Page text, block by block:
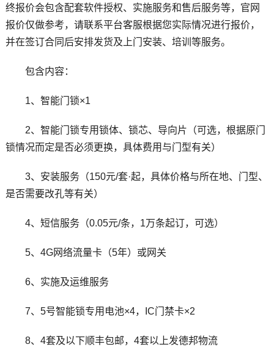
终报价会包含配套软件授权、实施服务和售后服务等，官网
报价仅做参考，请联系平台客服根据您实际情况进行报价，
并在签订合同后安排发货及上门安装、培训等服务。
包含内容：
1、智能门锁×1
2、智能门锁专用锁体、锁芯、导向片（可选，根据原门
锁情况而定是否必须更换，具体费用与门型有关）
3、安装服务（150元/套·起， 具体价格与所在地、门型、
是否需要改孔等有关）
4、短信服务（0.05元/条，1万条起订，可选）
5、4G网络流量卡（5年）或网关
6、实施及运维服务
7、5号智能锁专用电池×4，IC门禁卡×2
8、4套及以下顺丰包邮，4套以上发德邦物流